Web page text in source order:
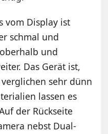
vom Display ist
schmal und
und
Das Gerät ist,
sehr dünn
lassen es
der Rückseite
nebst Dual-